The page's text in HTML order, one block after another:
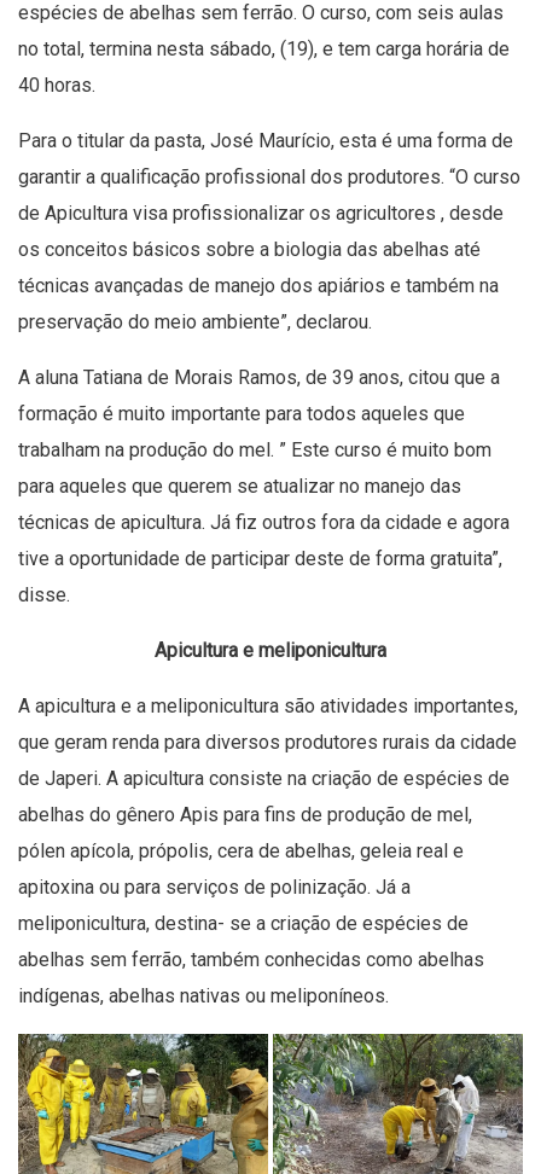
espécies de abelhas sem ferrão. O curso, com seis aulas
no total, termina nesta sábado, (19), e tem carga horária de
40 horas.
Para o titular da pasta, José Maurício, esta é uma forma de
garantir a qualificação profissional dos produtores. “O curso
de Apicultura visa profissionalizar os agricultores , desde
os conceitos básicos sobre a biologia das abelhas até
técnicas avançadas de manejo dos apiários e também na
preservação do meio ambiente”, declarou.
A aluna Tatiana de Morais Ramos, de 39 anos, citou que a
formação é muito importante para todos aqueles que
trabalham na produção do mel. ” Este curso é muito bom
para aqueles que querem se atualizar no manejo das
técnicas de apicultura. Já fiz outros fora da cidade e agora
tive a oportunidade de participar deste de forma gratuita”,
disse.
Apicultura e meliponicultura
A apicultura e a meliponicultura são atividades importantes,
que geram renda para diversos produtores rurais da cidade
de Japeri. A apicultura consiste na criação de espécies de
abelhas do gênero Apis para fins de produção de mel,
pólen apícola, própolis, cera de abelhas, geleia real e
apitoxina ou para serviços de polinização. Já a
meliponicultura, destina- se a criação de espécies de
abelhas sem ferrão, também conhecidas como abelhas
indígenas, abelhas nativas ou meliponíneos.